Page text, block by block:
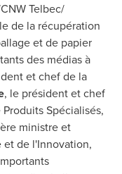
Telbec/
de la récupération
et de papier
des médias à
et chef de la
, le président et chef
Spécialisés,
ministre et
et de l'Innovation,